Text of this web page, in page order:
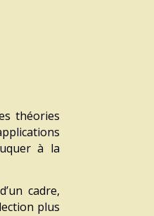
théories
à la
cadre,
plus